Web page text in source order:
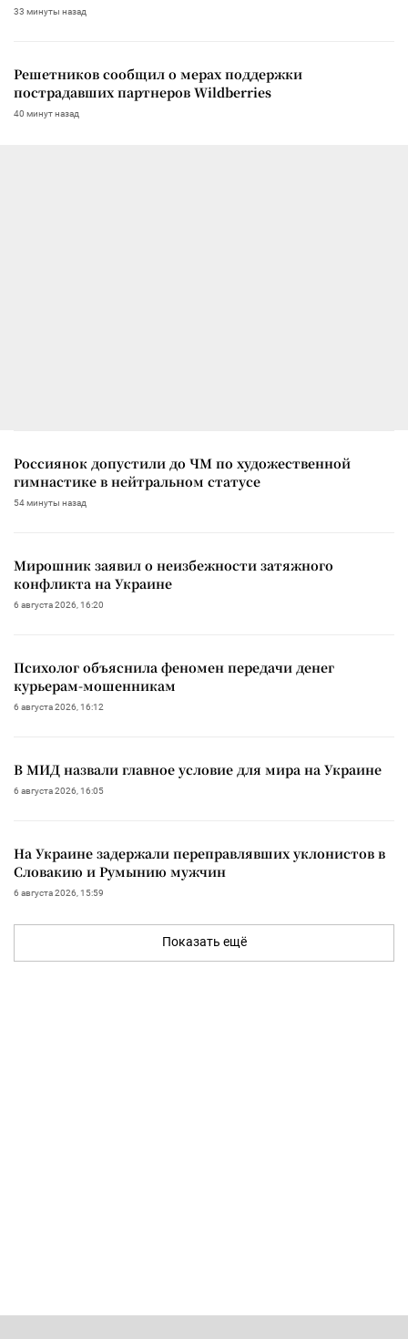
33 минуты назад
Решетников сообщил о мерах поддержки
пострадавших партнеров Wildberries
40 минут назад
Россиянок допустили до ЧМ по художественной
гимнастике в нейтральном статусе
54 минуты назад
Мирошник заявил о неизбежности затяжного
конфликта на Украине
6 августа 2026, 16:20
Психолог объяснила феномен передачи денег
курьерам-мошенникам
6 августа 2026, 16:12
В МИД назвали главное условие для мира на Украине
6 августа 2026, 16:05
На Украине задержали переправлявших уклонистов в
Словакию и Румынию мужчин
6 августа 2026, 15:59
Показать ещё